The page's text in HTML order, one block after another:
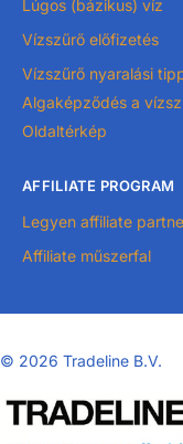
Lúgos (bázikus) víz
Vízszűrő előfizetés
Vízszűrő nyaralási
Algaképződés a
Oldaltérkép
AFFILIATE PROGRAM
Legyen affiliate
Affiliate műszerfal
© 2026 Tradeline B.V.